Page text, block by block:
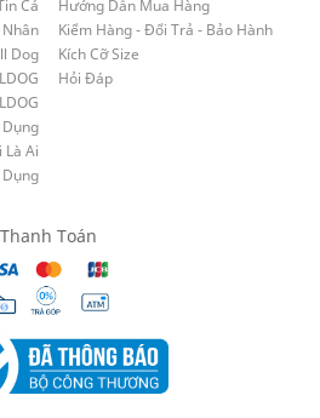
Cá
Nhân
Dog
Là Ai
Hướng Dẫn Mua Hàng
Kiểm Hàng - Đổi Trả - Bảo Hành
Kích Cỡ Size
Hỏi Đáp
Thanh Toán